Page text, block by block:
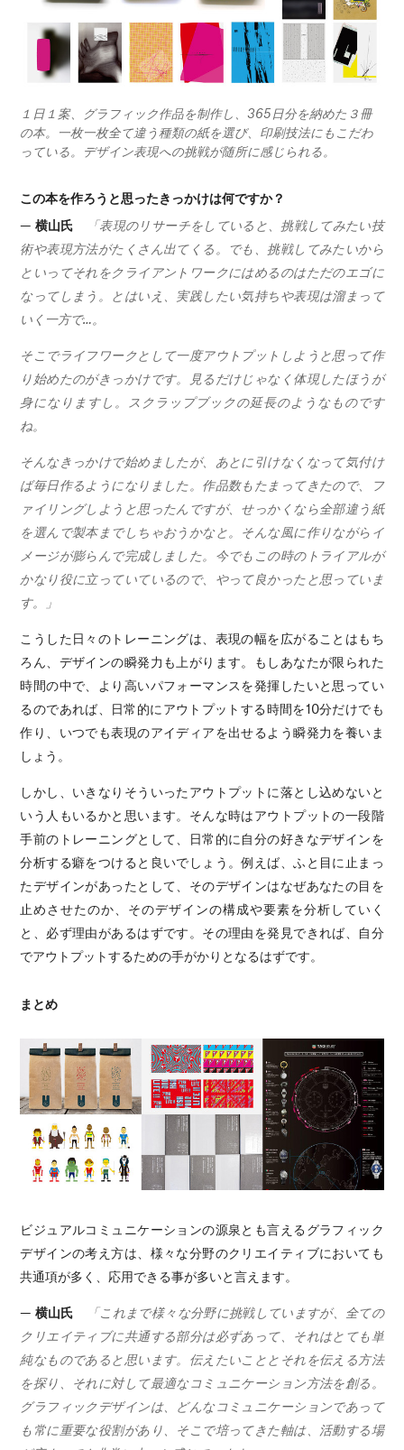
１日１案、グラフィック作品を制作し、365日分を納めた３冊
の本。一枚一枚全て違う種類の紙を選び、印刷技法にもこだわ
っている。デザイン表現への挑戦が随所に感じられる。
この本を作ろうと思ったきっかけは何ですか？
— 横山氏
「表現のリサーチをしていると、挑戦してみたい技
術や表現方法がたくさん出てくる。でも、挑戦してみたいから
といってそれをクライアントワークにはめるのはただのエゴに
なってしまう。とはいえ、実践したい気持ちや表現は溜まって
いく一方で…。
そこでライフワークとして一度アウトプットしようと思って作
り始めたのがきっかけです。見るだけじゃなく体現したほうが
身になりますし。スクラップブックの延長のようなものです
ね。
そんなきっかけで始めましたが、あとに引けなくなって気付け
ば毎日作るようになりました。作品数もたまってきたので、フ
ァイリングしようと思ったんですが、せっかくなら全部違う紙
を選んで製本までしちゃおうかなと。そんな風に作りながらイ
メージが膨らんで完成しました。今でもこの時のトライアルが
かなり役に立っていているので、やって良かったと思っていま
す。」
こうした日々のトレーニングは、表現の幅を広がることはもち
ろん、デザインの瞬発力も上がります。もしあなたが限られた
時間の中で、より高いパフォーマンスを発揮したいと思ってい
るのであれば、日常的にアウトプットする時間を10分だけでも
作り、いつでも表現のアイディアを出せるよう瞬発力を養いま
しょう。
しかし、いきなりそういったアウトプットに落とし込めないと
いう人もいるかと思います。そんな時はアウトプットの一段階
手前のトレーニングとして、日常的に自分の好きなデザインを
分析する癖をつけると良いでしょう。例えば、ふと目に止まっ
たデザインがあったとして、そのデザインはなぜあなたの目を
止めさせたのか、そのデザインの構成や要素を分析していく
と、必ず理由があるはずです。その理由を発見できれば、自分
でアウトプットするための手がかりとなるはずです。
まとめ
ビジュアルコミュニケーションの源泉とも言えるグラフィック
デザインの考え方は、様々な分野のクリエイティブにおいても
共通項が多く、応用できる事が多いと言えます。
— 横山氏
「これまで様々な分野に挑戦していますが、全ての
クリエイティブに共通する部分は必ずあって、それはとても単
純なものであると思います。伝えたいこととそれを伝える方法
を探り、それに対して最適なコミュニケーション方法を創る。
グラフィックデザインは、どんなコミュニケーションであって
も常に重要な役割があり、そこで培ってきた軸は、活動する場